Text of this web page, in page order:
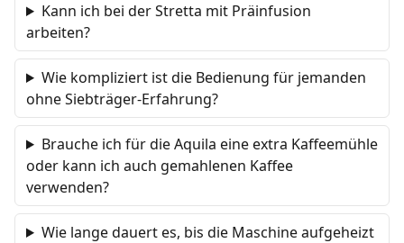
Kann ich bei der Stretta mit Präinfusion
arbeiten?
Wie kompliziert ist die Bedienung für jemanden
ohne Siebträger-Erfahrung?
Brauche ich für die Aquila eine extra Kaffeemühle
oder kann ich auch gemahlenen Kaffee
verwenden?
Wie lange dauert es, bis die Maschine aufgeheizt